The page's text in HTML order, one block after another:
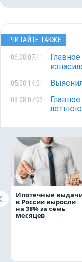
ЧИТАЙТЕ ТАКЖЕ
06.08 07:11
05.08 14:01
03.08 07:02
летнюю
Ипотечные
в России выросли
на 38% за семь
месяцев